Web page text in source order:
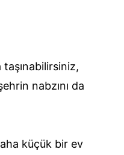
nabzını da
küçük bir ev